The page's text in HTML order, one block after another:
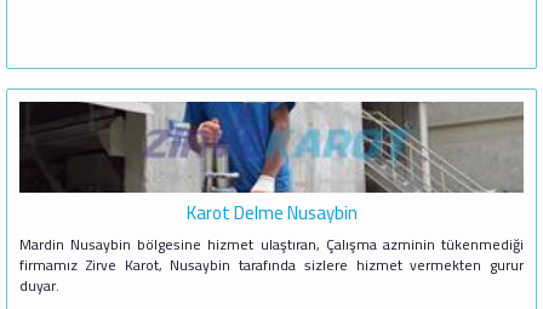
Karot Delme Nusaybin
Mardin Nusaybin bölgesine hizmet ulaştıran, Çalışma azminin tükenmediği
firmamız Zirve Karot, Nusaybin tarafında sizlere hizmet vermekten gurur
duyar.